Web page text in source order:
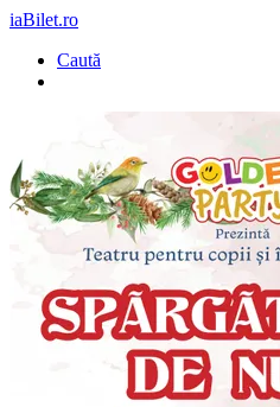
iaBilet.ro
Caută